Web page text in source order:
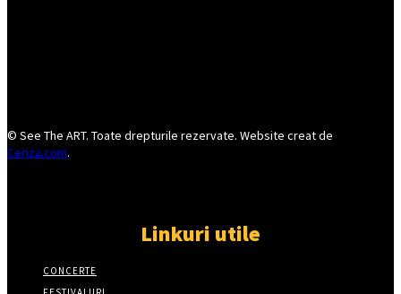
© See The ART. Toate drepturile rezervate. Website creat de
Ceriza.com.
Linkuri utile
CONCERTE